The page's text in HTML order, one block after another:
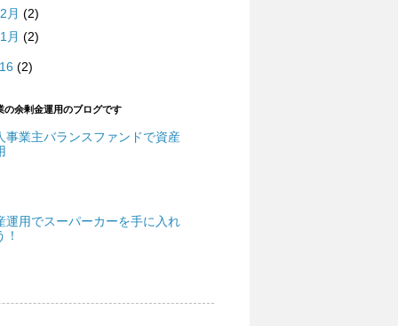
2月 (2)
1月 (2)
(2)
の余剰金運用のブログです
事業主バランスファンドで資産
運用でスーパーカーを手に入れ
！